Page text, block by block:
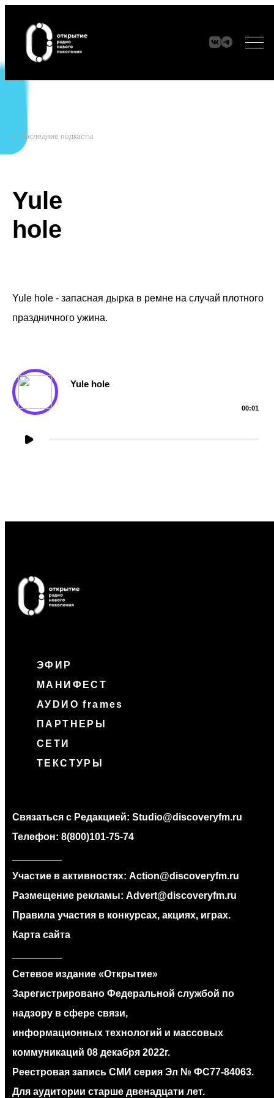
Последние подкасты
Yule
hole
Yule hole - запасная дырка в ремне на случай плотного
праздничного ужина.
Yule hole
00:01
ЭФИР
МАНИФЕСТ
АУDИО frames
ПАРТНЕРЫ
СЕТИ
ТЕКСТУРЫ
Связаться с Редакцией: Studio@discoveryfm.ru
Телефон: 8(800)101-75-74
Участие в активностях: Action@discoveryfm.ru
Размещение рекламы: Advert@discoveryfm.ru
Правила участия в конкурсах, акциях, играх.
Карта сайта
Сетевое издание «Открытие»
Зарегистрировано Федеральной службой по
надзору в сфере связи,
информационных технологий и массовых
коммуникаций 08 декабря 2022г.
Реестровая запись СМИ серия Эл № ФС77‐84063.
Для аудитории старше двенадцати лет.
ПАРТНЕРЫ